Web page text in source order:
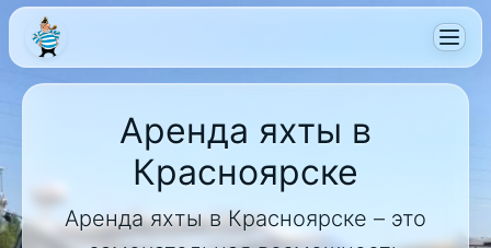
Аренда яхты в
Красноярске
Аренда яхты в Красноярске – это